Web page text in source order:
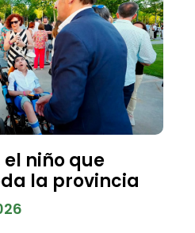
el niño que
la provincia